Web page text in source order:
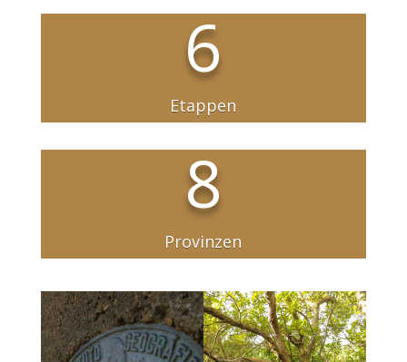
6
Etappen
8
Provinzen